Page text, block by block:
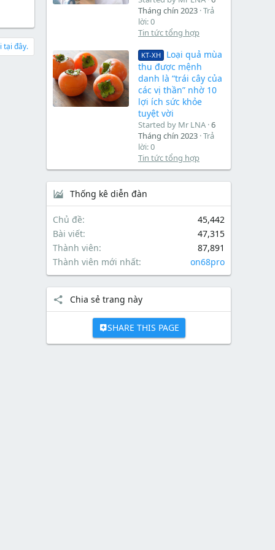
tại đây.
Tháng chín 2023 Trả
lời: 0
Tin tức tổng hợp
KT-XH
Loại quả mùa
thu được mệnh
danh là “trái cây của
các vị thần” nhờ 10
lợi ích sức khỏe
tuyệt vời
Started by Mr LNA 6
Tháng chín 2023 Trả
lời: 0
Tin tức tổng hợp
Thống kê diễn đàn
Chủ đề
45,442
Bài viết
47,315
Thành viên
87,891
Thành viên mới nhất
on68pro
Chia sẻ trang này
SHARE THIS PAGE